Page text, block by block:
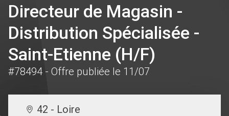
Directeur de Magasin -
Distribution Spécialisée -
Saint-Etienne (H/F)
#78494 - Offre publiée le 11/07
42 - Loire